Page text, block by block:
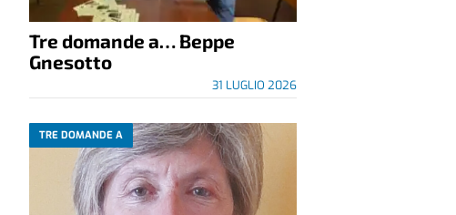
Tre domande a… Beppe
Gnesotto
31 LUGLIO 2026
TRE DOMANDE A